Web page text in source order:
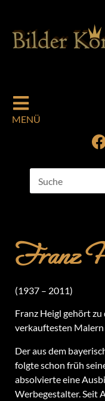
MENÜ
Franz
(1937 – 2011)
Franz Heigl gehört
verkauftesten
Der aus dem
folgte schon früh
absolvierte eine
Werbegestalter. Seit